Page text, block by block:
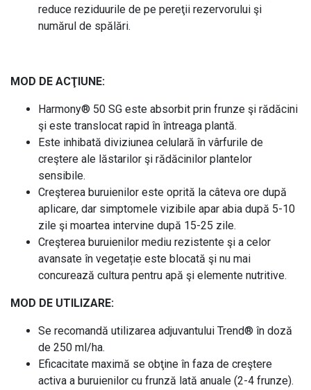
reduce reziduurile de pe pereţii rezervorului şi
numărul de spălări.
MOD DE ACŢIUNE:
Harmony® 50 SG este absorbit prin frunze şi rădăcini
şi este translocat rapid în întreaga plantă.
Este inhibată diviziunea celulară în vârfurile de
creştere ale lăstarilor şi rădăcinilor plantelor
sensibile.
Creşterea buruienilor este oprită la câteva ore după
aplicare, dar simptomele vizibile apar abia după 5-10
zile şi moartea intervine după 15-25 zile.
Creşterea buruienilor mediu rezistente şi a celor
avansate în vegetație este blocată şi nu mai
concurează cultura pentru apă şi elemente nutritive.
MOD DE UTILIZARE:
Se recomandă utilizarea adjuvantului Trend® în doză
de 250 ml/ha.
Eficacitate maximă se obţine în faza de creştere
activa a buruienilor cu frunză lată anuale (2-4 frunze).